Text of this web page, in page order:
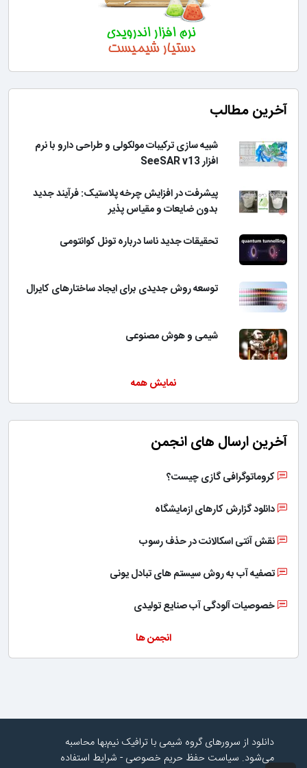
آخرین مطالب
شبیه سازی ترکیبات مولکولی و طراحی دارو با نرم
افزار SeeSAR v13
پیشرفت در افزایش چرخه پلاستیک: فرآیند جدید
بدون ضایعات و مقیاس پذیر
تحقیقات جدید ناسا درباره تونل کوانتومی
توسعه روش جدیدی برای ایجاد ساختارهای کایرال
شیمی و هوش مصنوعی
نمایش همه
آخرین ارسال های انجمن
کروماتوگرافی گازی چیست؟
دانلود گزارش کارهای ازمایشگاه
نقش آنتی اسکالانت در حذف رسوب
تصفیه آب به روش سیستم های تبادل یونی
خصوصیات آلودگی آب صنایع تولیدی
انجمن ها
دانلود از سرورهای گروه شیمی با ترافیک نیم‌بها محاسبه
می‌شود. سیاست حفظ حریم خصوصی - شرایط استفاده